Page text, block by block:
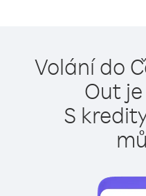
Volání do
Out
S